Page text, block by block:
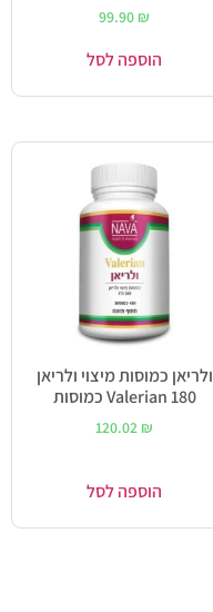
99.90 ₪
הוספה לסל
ולריאן כמוסות מיצוי ולריאן
Valerian 180 כמוסות
120.02 ₪
הוספה לסל